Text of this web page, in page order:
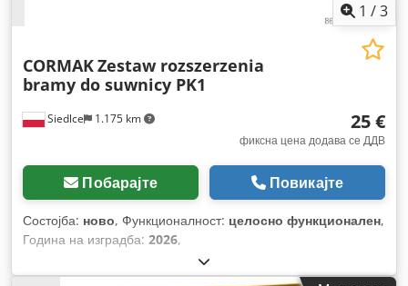
1 /3
Siedlce 1.175 km
CORMAKZestaw rozszerzenia
bramy do suwnicy PK1
25 €
фиксна цена додава се ДДВ
Побарајте Повикајте
Состојба: ново, Функционалност: целосно функционален,
Година на изградба: 2026,